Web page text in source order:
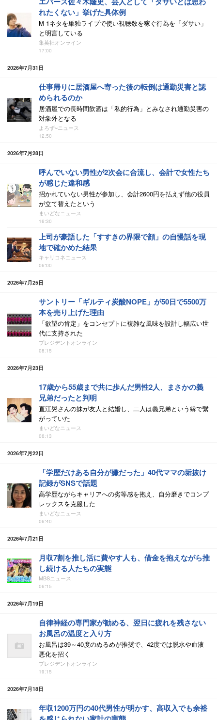
れたくない」挙げた具体例
M-1ネタを単独ライブで使い視聴数を稼ぐ行為を「ダサい」
と明言している
集英社オンライン
17:00
2026年7月31日
仕事帰りに居酒屋へ寄った後の転倒は通勤災害と認
められるのか
居酒屋での長時間飲酒は「私的行為」とみなされ通勤災害の
対象外となる
よろず~ニュース
12:50
2026年7月28日
呼んでいない男性が2次会に合流し、会計で女性たち
が感じた違和感
招かれていない男性が参加し、会計2600円を払えず他の役員
が立て替えたという
まいどなニュース
16:30
上司が豪語した「すすきの界隈で顔」の自慢話を現
地で確かめた結果
キャリコネニュース
06:00
2026年7月25日
サントリー「ギルティ炭酸NOPE」が50日で5500万
本を売り上げた理由
「欲望の肯定」をコンセプトに複雑な風味を設計し幅広い世
代に支持された
プレジデントオンライン
08:15
2026年7月23日
17歳から55歳まで共に歩んだ男性2人、まさかの義
兄弟だったと判明
直江晃さんの妹が友人と結婚し、二人は義兄弟という縁で繋
がっていた
まいどなニュース
06:13
2026年7月22日
「学歴だけある自分が嫌だった」40代ママの垢抜け
記録がSNSで話題
高学歴ながらキャリアへの劣等感を抱え、自分磨きでコンプ
レックスを克服した
まいどなニュース
06:40
2026年7月21日
月収7割を推し活に費やす人も、借金を抱えながら推
し続ける人たちの実態
MBSニュース
06:15
2026年7月19日
自律神経の専門家が勧める、翌日に疲れを残さない
お風呂の温度と入り方
お風呂は39～40度のぬるめが推奨で、42度では脱水や血液
悪化を招く
プレジデントオンライン
19:15
2026年7月18日
年収1200万円の40代男性が明かす、高収入でも余裕